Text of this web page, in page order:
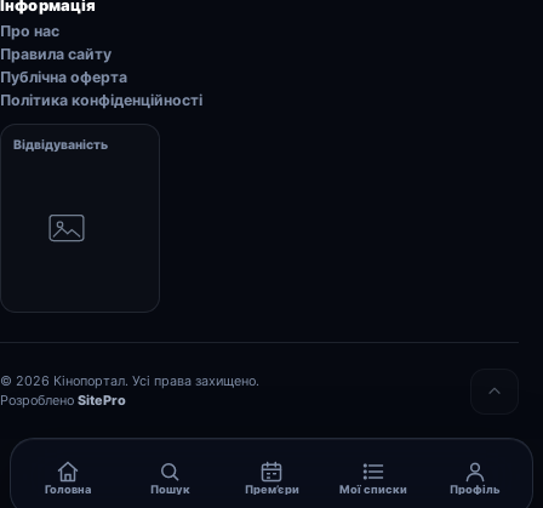
Головна Пошук Прем’єри Мої списки Профіль
Інформація
Про нас
Правила сайту
Публічна оферта
Політика конфіденційності
Відвідуваність
© 2026 Кінопортал. Усі права захищено.
Розроблено SitePro